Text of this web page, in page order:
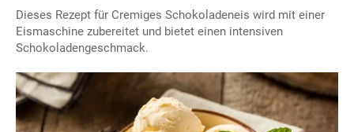
Dieses Rezept für Cremiges Schokoladeneis wird mit einer
Eismaschine zubereitet und bietet einen intensiven
Schokoladengeschmack.